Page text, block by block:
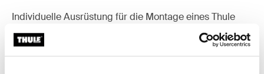
Individuelle Ausrüstung für die Montage eines Thule
Dachträgersystems auf Fahrzeugen mit integrierter
Dachreling.